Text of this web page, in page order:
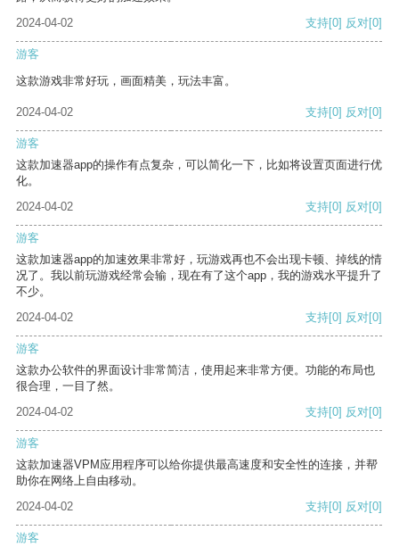
2024-04-02
支持[0] 反对[0]
游客
这款游戏非常好玩，画面精美，玩法丰富。
2024-04-02 支持[0] 反对[0]
游客
这款加速器app的操作有点复杂，可以简化一下，比如将设置页面进行优
化。
2024-04-02
支持[0] 反对[0]
游客
这款加速器app的加速效果非常好，玩游戏再也不会出现卡顿、掉线的情
况了。我以前玩游戏经常会输，现在有了这个app，我的游戏水平提升了
不少。
2024-04-02
支持[0] 反对[0]
游客
这款办公软件的界面设计非常简洁，使用起来非常方便。功能的布局也
很合理，一目了然。
2024-04-02
支持[0] 反对[0]
游客
这款加速器VPM应用程序可以给你提供最高速度和安全性的连接，并帮
助你在网络上自由移动。
2024-04-02
支持[0] 反对[0]
游客